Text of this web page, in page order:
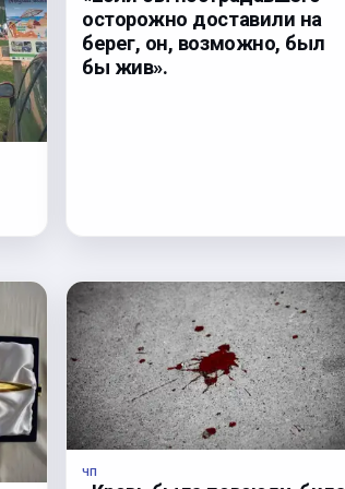
осторожно доставили на
берег, он, возможно, был
бы жив».
ЧП